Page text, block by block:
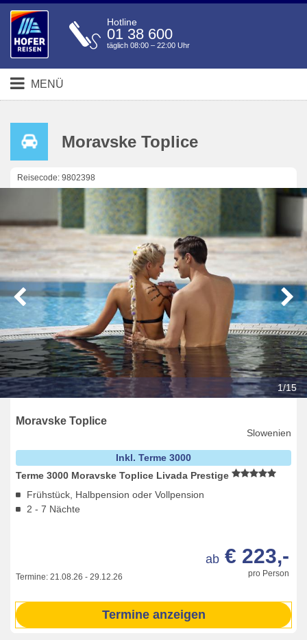
Hotline
01 38 600
täglich 08:00 – 22:00 Uhr
MENÜ
Moravske Toplice
Reisecode: 9802398
1/15
Moravske Toplice
Slowenien
Inkl. Terme 3000
Terme 3000 Moravske Toplice Livada Prestige
Frühstück, Halbpension oder Vollpension
2 - 7 Nächte
Termine: 21.08.26 - 29.12.26 pro Person
ab € 223,-
Termine anzeigen